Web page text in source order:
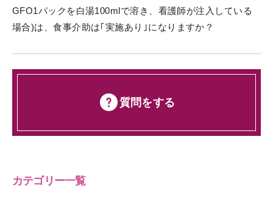
GFO1パックを白湯100mlで溶き、看護師が注入している
場合)は、食事介助は｢実施あり｣になりますか？
質問をする
カテゴリー一覧